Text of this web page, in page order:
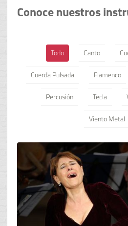
Conoce nuestros
Todo Canto
Cuerda Pulsada
Flamenco
Percusión
Tecla
Viento Metal